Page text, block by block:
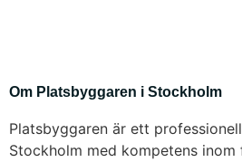
Om Platsbyggaren i Stockholm
Platsbyggaren är ett
Stockholm med kompetens inom